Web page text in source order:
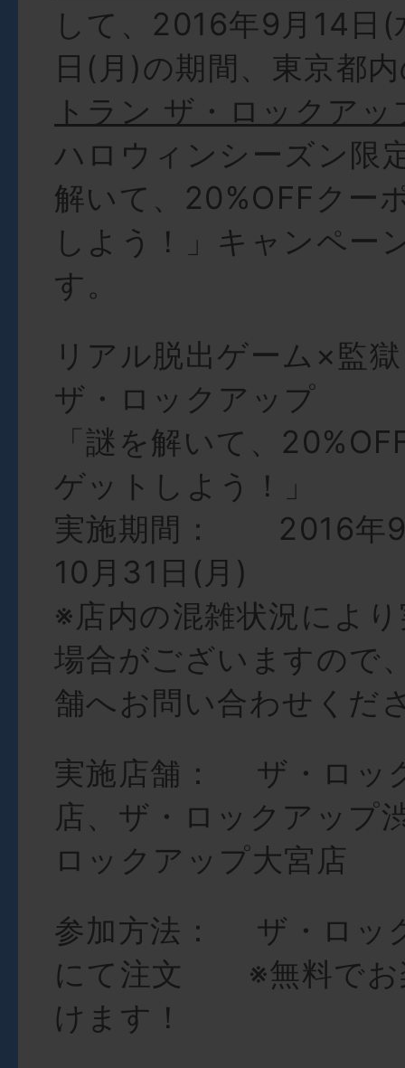
して、2016年9月14日
日(月)の期間、東京都
トラン ザ・ロックアッ
ハロウィンシーズン限
解いて、20%OFFクー
しよう！」キャンペー
す。
リアル脱出ゲーム×監
ザ・ロックアップ
「謎を解いて、
ゲットしよう！」
実施期間： 2016年9
10月31日(月)
※店内の混雑状況によ
場合がございますので
舗へお問い合わせくだ
実施店舗： ザ・ロッ
店、ザ・ロックアップ
ロックアップ大宮店
参加方法： ザ・ロッ
にて注文 ※無料でお
けます！